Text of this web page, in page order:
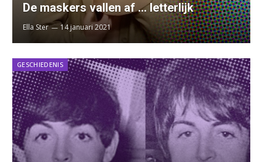
De maskers vallen af … letterlijk
Ella Ster 14 januari 2021
GESCHIEDENIS